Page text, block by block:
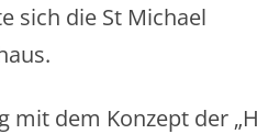
sich die St Michael
mit dem Konzept der